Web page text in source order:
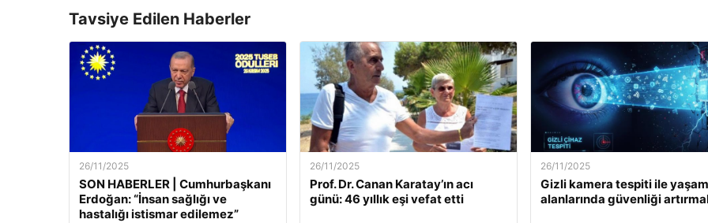
Tavsiye Edilen Haberler
26/11/2025
SON HABERLER | Cumhurbaşkanı
Erdoğan: “İnsan sağlığı ve
hastalığı istismar edilemez”
26/11/2025
Prof. Dr. Canan Karatay’ın acı
günü: 46 yıllık eşi vefat etti
26/11/2025
Gizli kamera tespiti ile yaşam
alanlarında güvenliği